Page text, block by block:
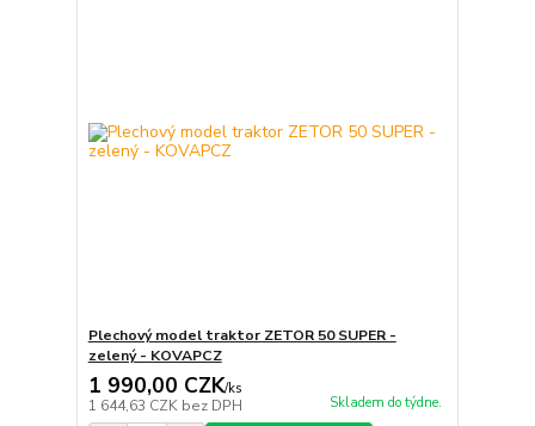
Plechový model traktor ZETOR 50 SUPER -
zelený - KOVAPCZ
1 990,00 CZK/ks
1 644,63 CZK bez DPH Skladem do týdne.